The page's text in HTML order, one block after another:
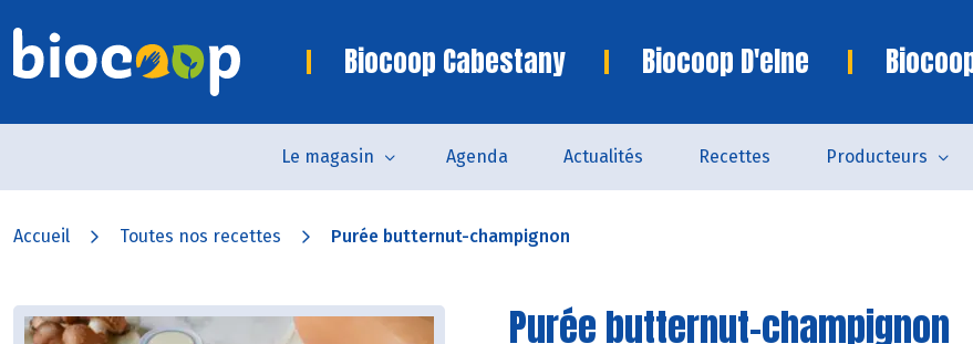
Biocoop Cabestany Biocoop D'elne
Le magasin Agenda Actualités Recettes Producteurs
Accueil Toutes nos recettes Purée butternut-champignon
Purée butternut-champignon